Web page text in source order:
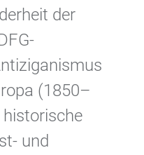
der
(1850–
historische
und